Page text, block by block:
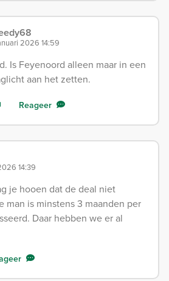
2026 14:59
Is Feyenoord alleen maar in een
aan het zetten.
Reageer
14:39
je hooen dat de deal niet
man is minstens 3 maanden per
Daar hebben we er al